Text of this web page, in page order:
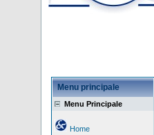
Menu principale
Menu Principale
Home